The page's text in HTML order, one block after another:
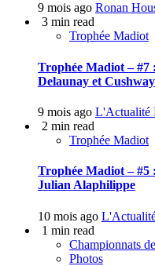
9 mois ago Ronan
3 min read
Trophée Madiot
Trophée Madiot – #7
Delaunay et Cushway
9 mois ago L'Actualité
2 min read
Trophée Madiot
Trophée Madiot – #5
Julian Alaphilippe
10 mois ago
1 min read
Championnats
Photos